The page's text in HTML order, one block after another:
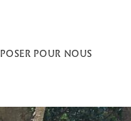
POSER POUR NOUS